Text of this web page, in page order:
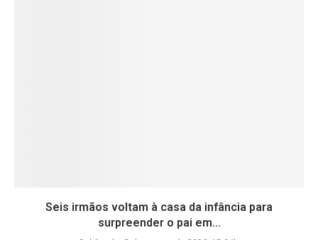
Seis irmãos voltam à casa da infância para
surpreender o pai em...